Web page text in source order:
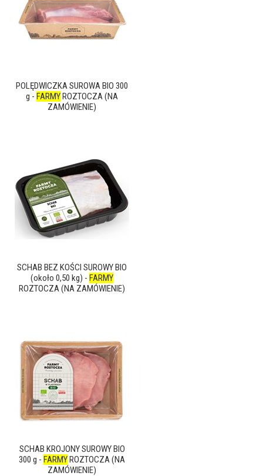
POLĘDWICZKA SUROWA BIO 300
g - FARMYROZTOCZA (NA
ZAMÓWIENIE)
SCHAB BEZ KOŚCI SUROWY BIO
(około 0,50 kg) - FARMY
ROZTOCZA (NA ZAMÓWIENIE)
SCHAB KROJONY SUROWY BIO
300 g - FARMYROZTOCZA (NA
ZAMÓWIENIE)